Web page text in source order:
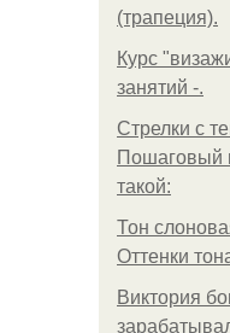
(трапеция).
Курс
занятий -.
Стрелки с
Пошаговый
такой:
Тон
Оттенки
Виктория